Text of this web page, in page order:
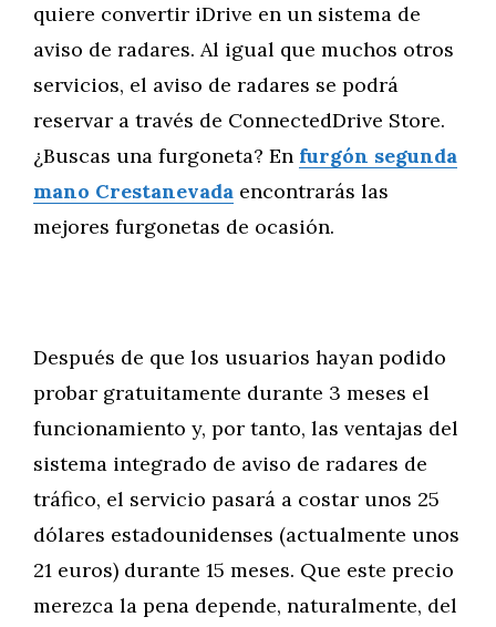
quiere convertir iDrive en un sistema de
aviso de radares. Al igual que muchos otros
servicios, el aviso de radares se podrá
reservar a través de ConnectedDrive Store.
¿Buscas una furgoneta? En furgón segunda
mano Crestanevada encontrarás las
mejores furgonetas de ocasión.
Después de que los usuarios hayan podido
probar gratuitamente durante 3 meses el
funcionamiento y, por tanto, las ventajas del
sistema integrado de aviso de radares de
tráfico, el servicio pasará a costar unos 25
dólares estadounidenses (actualmente unos
21 euros) durante 15 meses. Que este precio
merezca la pena depende, naturalmente, del